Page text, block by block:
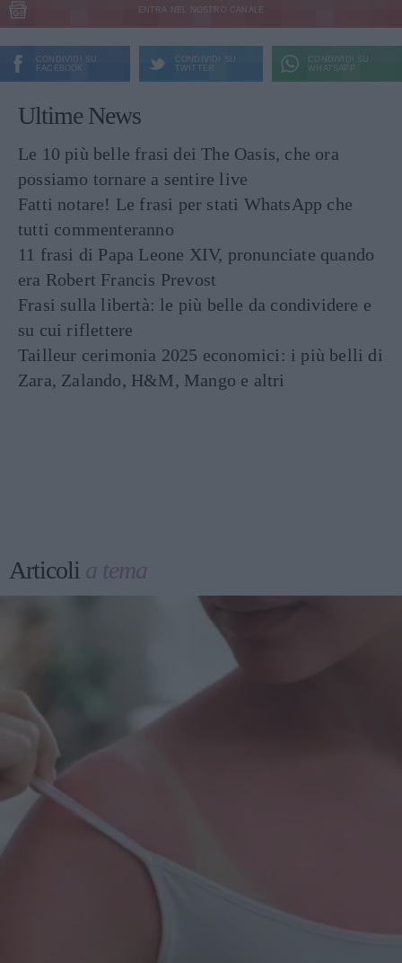
ENTRA NEL NOSTRO CANALE
CONDIVIDI SU
FACEBOOK
CONDIVIDI SU
TWITTER
CONDIVIDI SU
WHATSAPP
Ultime News
Le 10 più belle frasi dei The Oasis, che ora
possiamo tornare a sentire live
Fatti notare! Le frasi per stati WhatsApp che
tutti commenteranno
11 frasi di Papa Leone XIV, pronunciate quando
era Robert Francis Prevost
Frasi sulla libertà: le più belle da condividere e
su cui riflettere
Tailleur cerimonia 2025 economici: i più belli di
Zara, Zalando, H&M, Mango e altri
Articoli a tema